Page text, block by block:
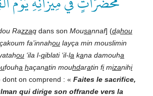
Razzaq dans son Mousannaf] (dahou
fa’innahou layça min mouslimin
ou ‘ila l-qiblati ‘il-la kana damouha
fouha haçanatin mouhdaratin fi mizanihi
dont on comprend : « Faites le sacrifice,
qui dirige son offrande vers la